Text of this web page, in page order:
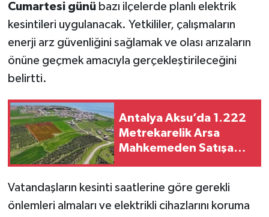
Cumartesi günübazı ilçelerde planlı elektrik
kesintileri uygulanacak. Yetkililer, çalışmaların
enerji arz güvenliğini sağlamak ve olası arızaların
önüne geçmek amacıyla gerçekleştirileceğini
belirtti.
Antalya Aksu’da 1.222
Metrekarelik Arsa
Mahkemeden Satışa
Vatandaşların kesinti saatlerine göre gerekli
önlemleri almaları ve elektrikli cihazlarını koruma